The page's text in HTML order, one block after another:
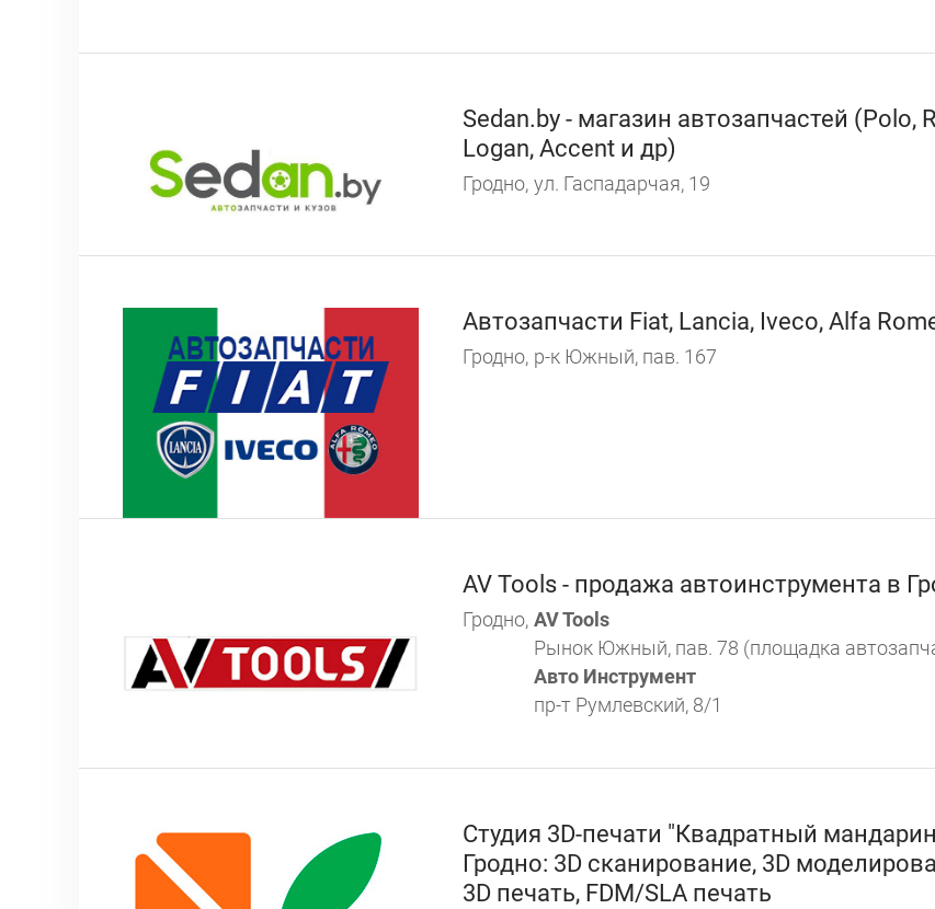
Sedan.by - магазин автозапчастей (Polo,
Logan, Accent и др)
Гродно, ул. Гаспадарчая, 19
Автозапчасти Fiat, Lancia, Iveco, Alfa
Гродно, р-к Южный, пав. 167
AV Tools - продажа автоинструмента в
Гродно, AV Tools
Рынок Южный, пав. 78 (площадка
Авто Инструмент
пр-т Румлевский, 8/1
Студия 3D-печати "Квадратный
Гродно: 3D сканирование, 3D
3D печать, FDM/SLA печать